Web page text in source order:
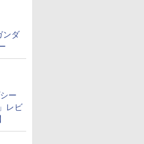
ンダ
ー
レビ